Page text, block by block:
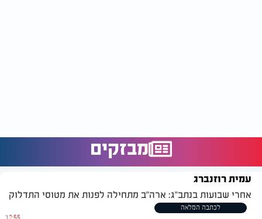
מבזקים
עמית רוזנברג
אחרי שבועות בנתב"ג: ארה"ב מתחילה לפנות את מטוסי התדלוק
לכתבה המלאה